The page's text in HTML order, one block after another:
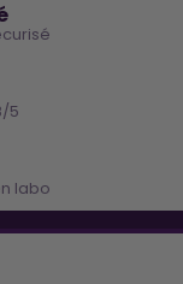
5
labo
commande